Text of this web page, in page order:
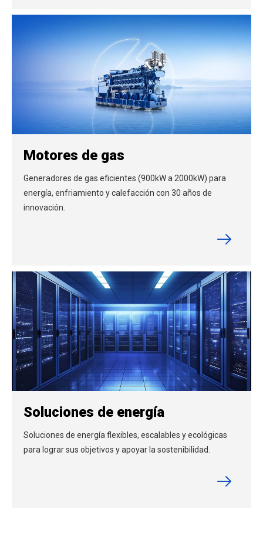
Motores de gas
Generadores de gas eficientes (900kW a 2000kW) para
energía, enfriamiento y calefacción con 30 años de
innovación.
Soluciones de energía
Soluciones de energía flexibles, escalables y ecológicas
para lograr sus objetivos y apoyar la sostenibilidad.